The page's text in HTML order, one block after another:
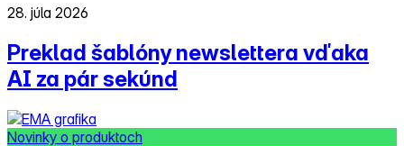
28. júla 2026
Preklad šablóny newslettera vďaka
AI za pár sekúnd
Novinky o produktoch